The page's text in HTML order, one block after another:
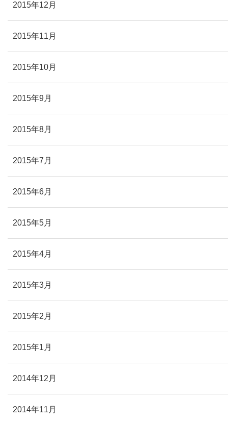
2015年12月
2015年11月
2015年10月
2015年9月
2015年8月
2015年7月
2015年6月
2015年5月
2015年4月
2015年3月
2015年2月
2015年1月
2014年12月
2014年11月